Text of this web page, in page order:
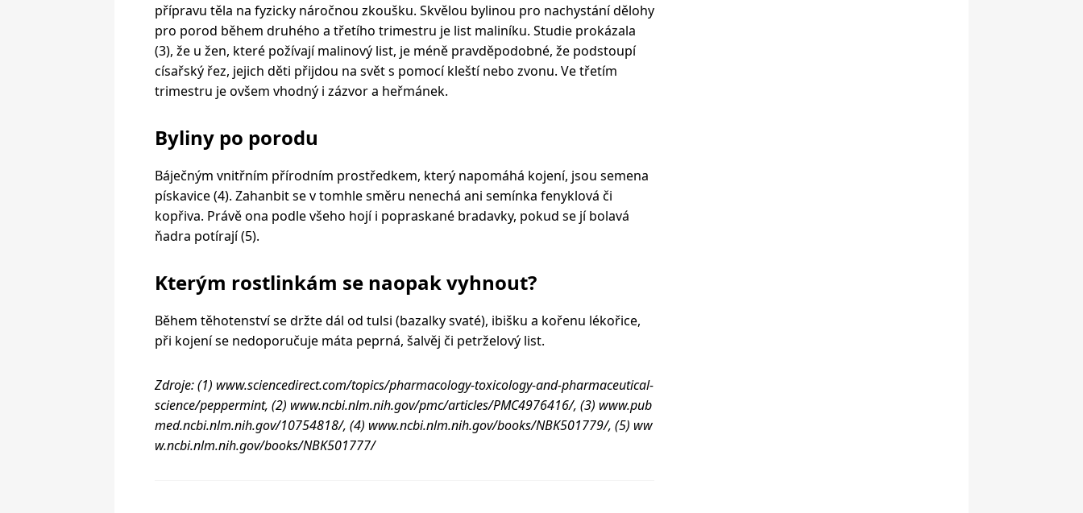
přípravu těla na fyzicky náročnou zkoušku. Skvělou bylinou pro nachystání dělohy
pro porod během druhého a třetího trimestru je list maliníku. Studie prokázala
(3), že u žen, které požívají malinový list, je méně pravděpodobné, že podstoupí
císařský řez, jejich děti přijdou na svět s pomocí kleští nebo zvonu. Ve třetím
trimestru je ovšem vhodný i zázvor a heřmánek.
Byliny po porodu
Báječným vnitřním přírodním prostředkem, který napomáhá kojení, jsou semena
pískavice (4). Zahanbit se v tomhle směru nenechá ani semínka fenyklová či
kopřiva. Právě ona podle všeho hojí i popraskané bradavky, pokud se jí bolavá
ňadra potírají (5).
Kterým rostlinkám se naopak vyhnout?
Během těhotenství se držte dál od tulsi (bazalky svaté), ibišku a kořenu lékořice,
při kojení se nedoporučuje máta peprná, šalvěj či petrželový list.
Zdroje: (1) www.sciencedirect.com/topics/pharmacology-toxicology-and-pharmaceutical-
science/peppermint, (2) www.ncbi.nlm.nih.gov/pmc/articles/PMC4976416/, (3) www.pub
med.ncbi.nlm.nih.gov/10754818/, (4) www.ncbi.nlm.nih.gov/books/NBK501779/, (5) ww
w.ncbi.nlm.nih.gov/books/NBK501777/